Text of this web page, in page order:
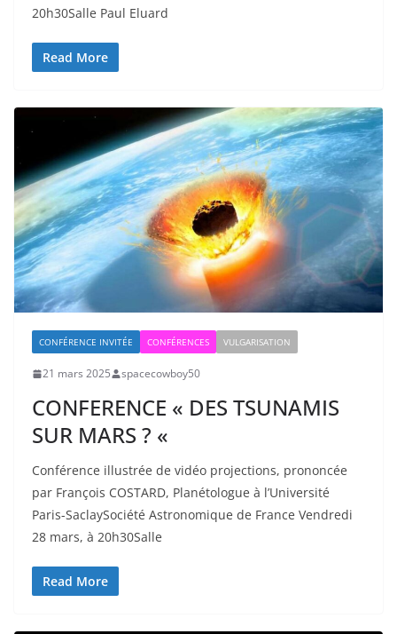
20h30Salle Paul Eluard
Read More
CONFÉRENCE INVITÉE CONFÉRENCES VULGARISATION
21 mars 2025 spacecowboy50
CONFERENCE « DES TSUNAMIS
SUR MARS ? «
Conférence illustrée de vidéo projections, prononcée
par François COSTARD, Planétologue à l’Université
Paris-SaclaySociété Astronomique de France Vendredi
28 mars, à 20h30Salle
Read More